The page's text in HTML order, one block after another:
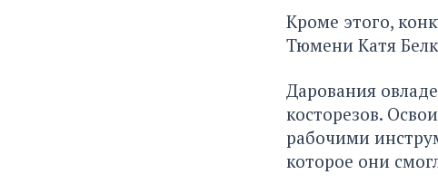
Кроме этого,
Тюмени Катя
Дарования
косторезов.
рабочими
которое они